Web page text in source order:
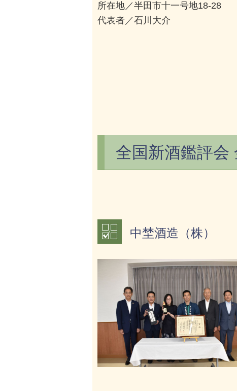
所在地／半田市十一号地18-28
代表者／石川大介
全国新酒鑑評会
中埜酒造（株）